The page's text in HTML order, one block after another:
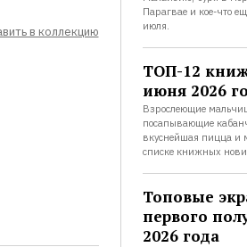
в коллекцию
Парагвае и кое-что
июля.
ТОП-12
июня 2026
Взрослеющие
посапывающие
вкуснейшая пицца и
списке книжных
Топовые
первого
2026 года